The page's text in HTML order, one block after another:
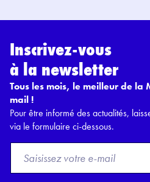
Inscrivez-vous
à la newsletter
Tous les mois, le meilleur de la
mail !
Pour être informé des actualités,
via le formulaire ci-dessous.
o